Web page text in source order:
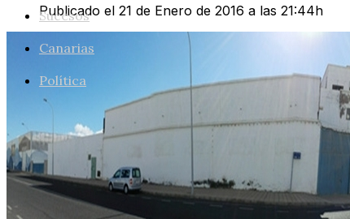
Sucesos
Canarias
Política
Publicado el 21 de Enero de 2016 a las 21:44h